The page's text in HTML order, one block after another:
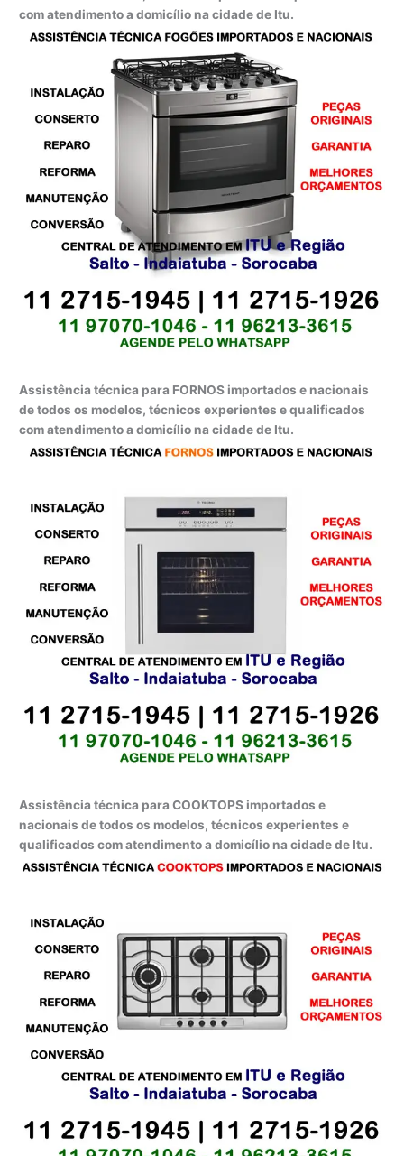
com atendimento a domicílio na cidade de Itu.
Assistência técnica para FORNOS importados e nacionais
de todos os modelos, técnicos experientes e qualificados
com atendimento a domicílio na cidade de Itu.
Assistência técnica para COOKTOPS importados e
nacionais de todos os modelos, técnicos experientes e
qualificados com atendimento a domicílio na cidade de Itu.